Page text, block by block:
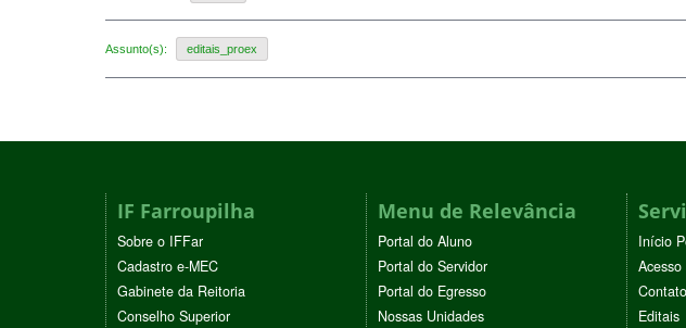
Assunto(s): editais_proex
IF Farroupilha
Sobre o IFFar
Cadastro e-MEC
Gabinete da Reitoria
Conselho Superior
Menu de Relevância
Portal do Aluno
Portal do Servidor
Portal do Egresso
Nossas Unidades
Início
Editais